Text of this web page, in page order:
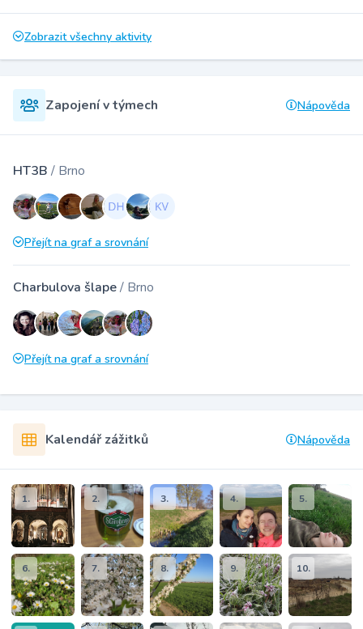
Zobrazit všechny aktivity
Zapojení v týmech Nápověda
HT3B / Brno
Přejít na graf a srovnání
Charbulova šlape/ Brno
Přejít na graf a srovnání
Kalendář zážitků Nápověda
1. 2. 3. 4. 5.
6. 7. 8. 9. 10.